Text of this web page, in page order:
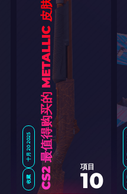
十月 20 2025
收藏 CS2 最值得购买的 METALLIC 皮肤 項目
10